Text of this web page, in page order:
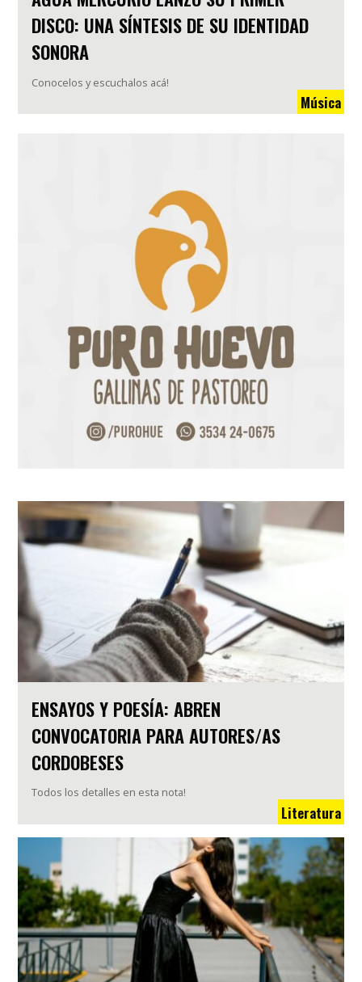
DISCO: UNA SÍNTESIS DE SU IDENTIDAD
SONORA
Conocelos y escuchalos acá!
Música
ENSAYOS Y POESÍA: ABREN
CONVOCATORIA PARA AUTORES/AS
CORDOBESES
Todos los detalles en esta nota!
Literatura